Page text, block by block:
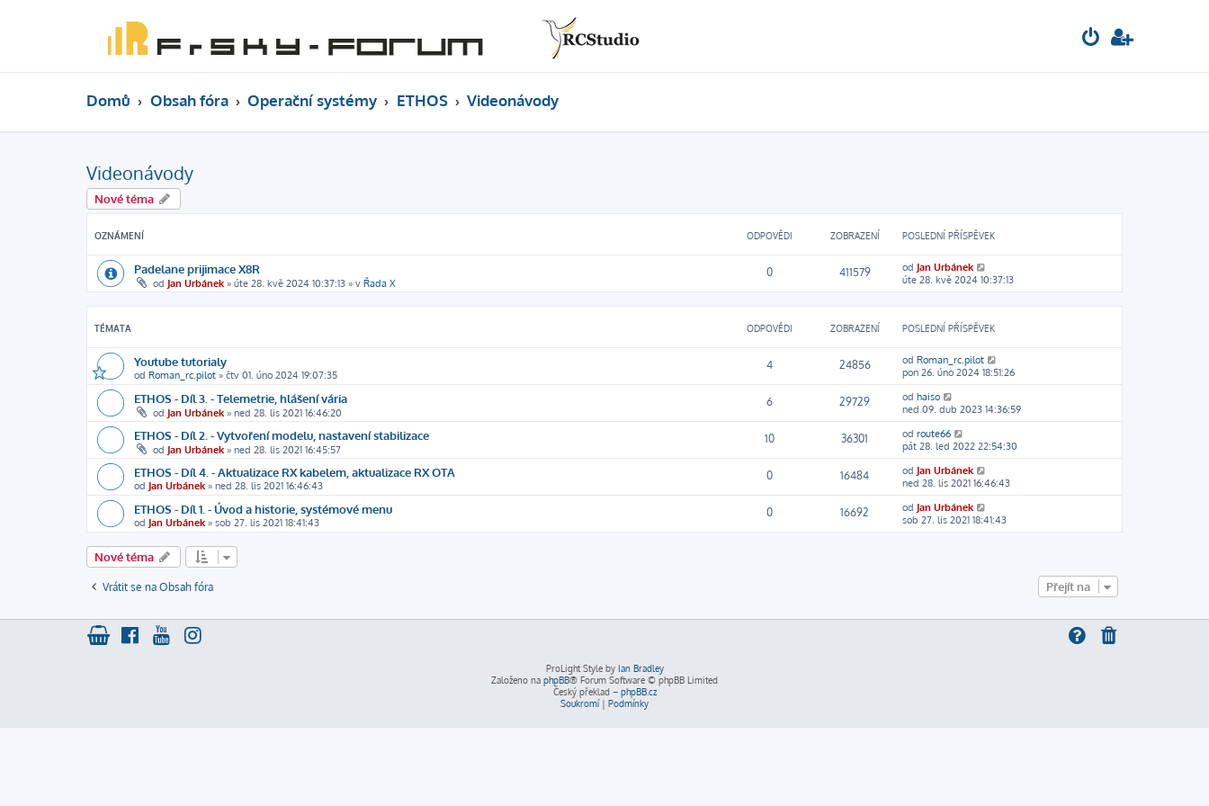
Domů Obsah fóra Operační systémy ETHOS Videonávody
Videonávody
Nové téma
OZNÁMENÍ ODPOVĚDI ZOBRAZENÍ POSLEDNÍ PŘÍSPĚVEK
Padelane prijimace X8R
od Jan Urbánek » úte 28. kvě 2024 10:37:13 » v Řada X
0 411579 od Jan Urbánek
úte 28. kvě 2024 10:37:13
TÉMATA ODPOVĚDI ZOBRAZENÍ POSLEDNÍ PŘÍSPĚVEK
Youtube tutorialy
od Roman_rc.pilot » čtv 01. úno 2024 19:07:35
4 24856 od Roman_rc.pilot
pon 26. úno 2024 18:51:26
ETHOS - Díl 3. - Telemetrie, hlášení vária
od Jan Urbánek » ned 28. lis 2021 16:46:20
6 29729 od haiso
ned 09. dub 2023 14:36:59
ETHOS - Díl 2. - Vytvoření modelu, nastavení stabilizace
od Jan Urbánek » ned 28. lis 2021 16:45:57
10 36301 od route66
pát 28. led 2022 22:54:30
ETHOS - Díl 4. - Aktualizace RX kabelem, aktualizace RX OTA
od Jan Urbánek » ned 28. lis 2021 16:46:43
0 16484 od Jan Urbánek
ned 28. lis 2021 16:46:43
ETHOS - Díl 1. - Úvod a historie, systémové menu
od Jan Urbánek » sob 27. lis 2021 18:41:43
0 16692 od Jan Urbánek
sob 27. lis 2021 18:41:43
Nové téma
Vrátit se na Obsah fóra Přejít na
ProLight Style by Ian Bradley
Založeno na phpBB® Forum Software © phpBB Limited
Český překlad – phpBB.cz
Soukromí| Podmínky